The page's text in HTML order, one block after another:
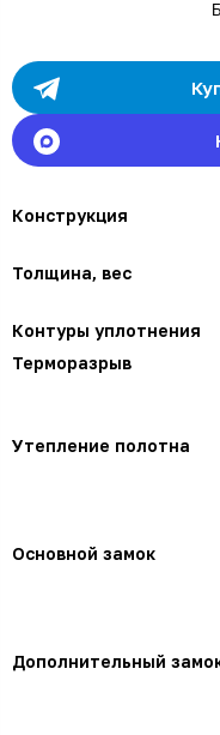
Конструкция
Толщина, вес
Контуры уплотнения
Терморазрыв
Утепление полотна
Основной замок
Дополнительный